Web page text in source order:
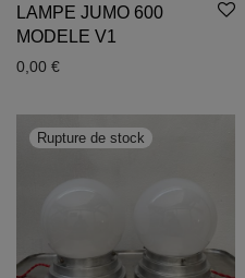
LAMPE JUMO 600
MODELE V1
0,00 €